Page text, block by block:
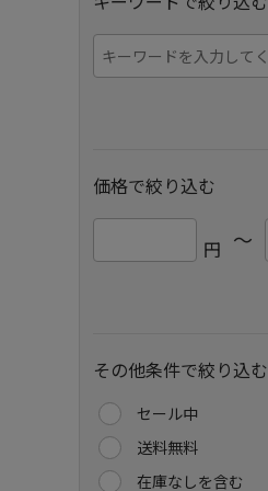
価格で絞り込む
円 ～
その他条件で絞り込む
セール中
送料無料
在庫なしを含む